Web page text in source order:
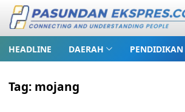
HEADLINE DAERAH PENDIDIKAN
Tag: mojang